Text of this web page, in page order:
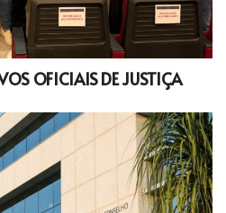
OFICIAIS DE JUSTIÇA